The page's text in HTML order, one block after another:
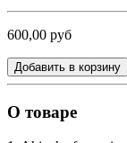
600,00 руб
Добавить в корзину
О товаре